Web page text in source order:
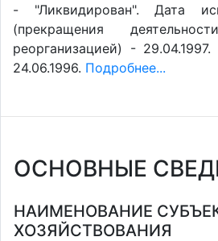
- "Ликвидирован". Дата
(прекращения
реорганизацией) -
24.06.1996. Подробнее...
ОСНОВНЫЕ
НАИМЕНОВАНИЕ
ХОЗЯЙСТВОВАНИЯ